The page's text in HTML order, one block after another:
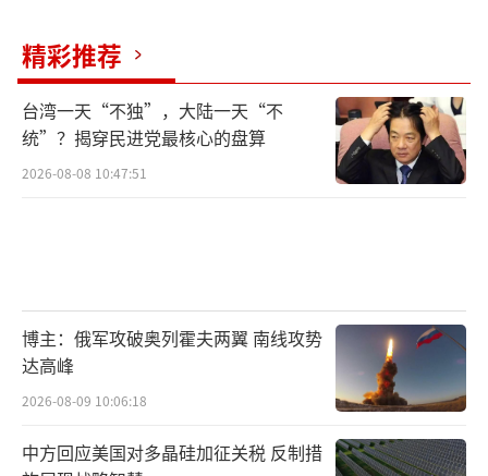
精彩推荐
台湾一天“不独”，大陆一天“不
统”？揭穿民进党最核心的盘算
2026-08-08 10:47:51
博主：俄军攻破奥列霍夫两翼 南线攻势
达高峰
2026-08-09 10:06:18
中方回应美国对多晶硅加征关税 反制措